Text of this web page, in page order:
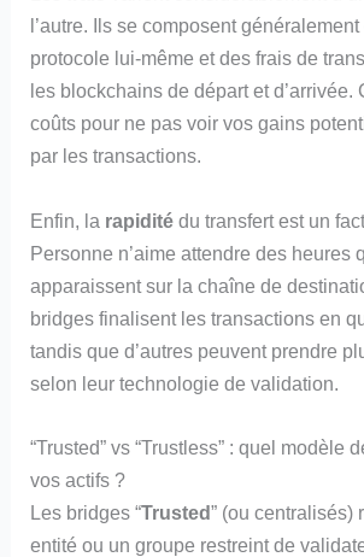
l’autre. Ils se composent
protocole lui-même et des frais de
les blockchains de départ et d’arrivée.
coûts pour ne pas voir vos gains
par les transactions.
Enfin, la rapidité du transfert est un
Personne n’aime attendre des heures
apparaissent sur la chaîne de
bridges finalisent les transactions en
tandis que d’autres peuvent prendre
selon leur technologie de validation.
“Trusted” vs “Trustless” : quel modèle
vos actifs ?
Les bridges “Trusted” (ou centralisés)
entité ou un groupe restreint de